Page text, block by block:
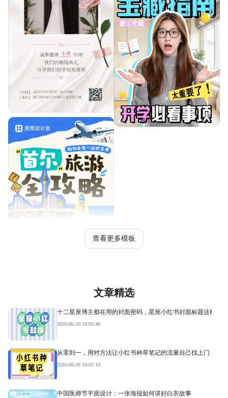
查看更多模板
文章精选
十二星座博主都在用的封面密码，星座小红书封面标题这样写
2026-06-26 18:03:48
从零到一，用对方法让小红书种草笔记的流量自己找上门
2026-06-26 18:02:19
中国医师节平面设计：一张海报如何讲好白衣故事